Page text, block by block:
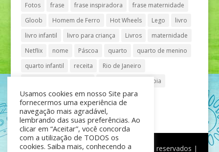
Fotos
frase frase inspiradora
frase maternidade
Gloob
Homem de Ferro Hot Wheels Lego
livro
livro infantil
livro para criança Livros
maternidade
Netflix
nome Páscoa quarto
quarto de menino
quarto infantil
receita
Rio de Janeiro
Shopping Vila Olímpia
São Paulo
teatro tênis
®Mãe de Menino | © Todos os direitos reservados |
Usamos cookies em nosso Site para
fornecermos uma experiência de
navegação mais agradável,
lembrando das suas preferências. Ao
clicar em “Aceitar”, você concorda
com a utilização de TODOS os
cookies. Saiba mais, conhecendo a